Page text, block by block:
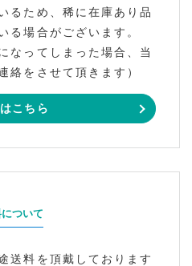
るため、稀に在庫あり品
る場合がございます。
なってしまった場合、当
絡をさせて頂きます）
こちら
ついて
送料を頂戴しております